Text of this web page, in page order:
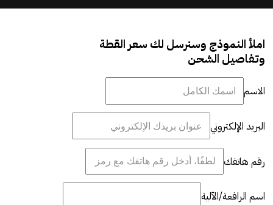
املأ النموذج وسنرسل لك سعر القطة
وتفاصيل الشحن
الاسم
البريد الإلكتروني
رقم هاتفك
اسم الرافعة/الآلية